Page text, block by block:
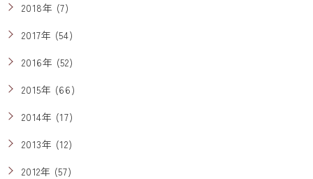
2018年 (7)
2017年 (54)
2016年 (52)
2015年 (66)
2014年 (17)
2013年 (12)
2012年 (57)